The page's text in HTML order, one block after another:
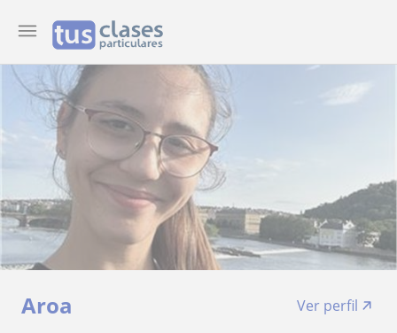
Aroa
Ver perfil